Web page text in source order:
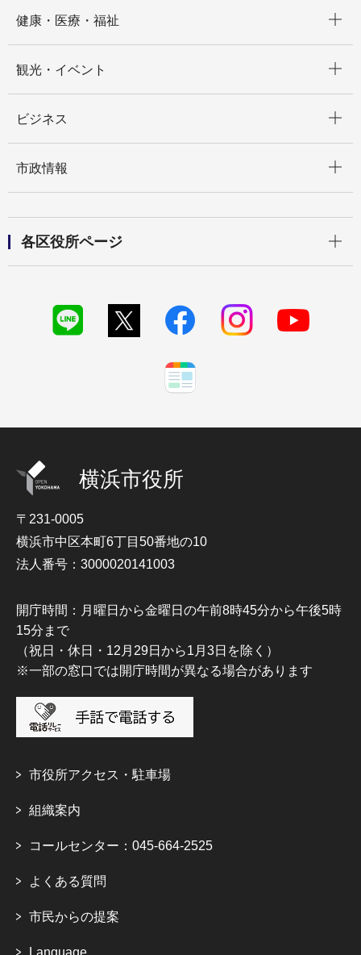
健康・医療・福祉
観光・イベント
ビジネス
市政情報
各区役所ページ
横浜市役所
〒231-0005
横浜市中区本町6丁目50番地の10
法人番号：3000020141003
開庁時間：月曜日から金曜日の午前8時45分から午後5時
15分まで
（祝日・休日・12月29日から1月3日を除く）
※一部の窓口では開庁時間が異なる場合があります
市役所アクセス・駐車場
組織案内
コールセンター：045-664-2525
よくある質問
市民からの提案
Language